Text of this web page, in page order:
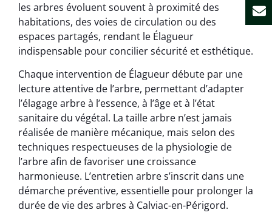
les arbres évoluent souvent à proximité des
habitations, des voies de circulation ou des
espaces partagés, rendant le Élagueur
indispensable pour concilier sécurité et esthétique.
Chaque intervention de Élagueur débute par une
lecture attentive de l’arbre, permettant d’adapter
l’élagage arbre à l’essence, à l’âge et à l’état
sanitaire du végétal. La taille arbre n’est jamais
réalisée de manière mécanique, mais selon des
techniques respectueuses de la physiologie de
l’arbre afin de favoriser une croissance
harmonieuse. L’entretien arbre s’inscrit dans une
démarche préventive, essentielle pour prolonger la
durée de vie des arbres à Calviac-en-Périgord.